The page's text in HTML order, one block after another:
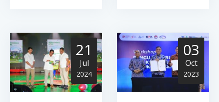
21
Jul
2024
03
Oct
2023